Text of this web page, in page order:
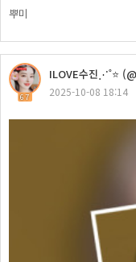
뿌미
67
ILOVE수진⋰˚⭐
2025-10-08 18:14